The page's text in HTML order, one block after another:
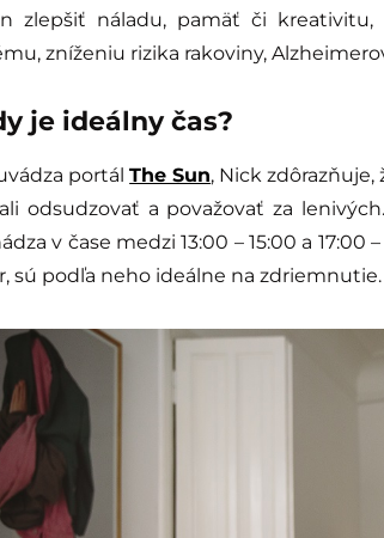
zlepšiť náladu, pamäť či
zníženiu rizika rakoviny,
je ideálny čas?
portálThe Sun, Nick
odsudzovať a považovať za
v čase medzi 13:00 – 15:00 a 17:00
sú podľa neho ideálne na zdriemnutie.